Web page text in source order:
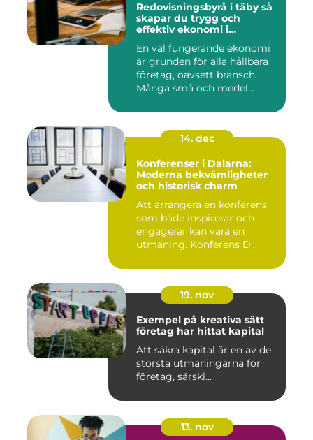
Redovisningsbyrå i täby så
skapar du trygg och
effektiv ekonomi i
En väl fungerande ekonomi
är grunden för alla hållbara
företag, oavsett bransch.
Många små och medel...
14. dec
Konferenser i Dalarna:
Moderna bekvämligheter
och historisk charm
Att arrangera en konferens
som både inspirerar och
engagerar kan vara en
utmaning. Konferens D...
19. nov
Exempel på kreativa sätt
företag har hittat kapital
Att säkra kapital är en av de
största utmaningarna för
företag, särski...
13. nov